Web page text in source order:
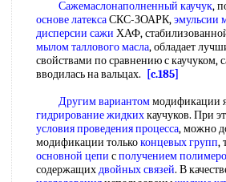
Сажемаслонаполненный каучук,
основе латексаСКС-ЗОАРК,эмульсии
дисперсии сажи ХАФ,
мыломталлового масла, обладает
свойствами по сравнению с каучуком,
вводилась на вальцах.
[c.185]
Другим вариантоммодификации
гидрирование жидкихкаучуков. При
условия проведения процесса, можно
модификации толькоконцевых групп,
основной цепи сполучением
содержащихдвойных связей. В